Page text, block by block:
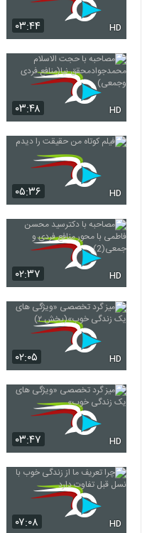
۰۳:۴۴ HD
۰۳:۴۸ HD
۰۵:۳۶ HD
۰۲:۳۷ HD
۰۲:۰۵ HD
۰۳:۴۷ HD
۰۷:۰۸ HD